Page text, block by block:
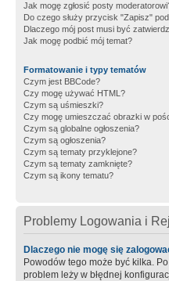
Jak mogę zgłosić posty
Do czego służy przycisk "Zapisz"
Dlaczego mój post musi być
Jak mogę podbić mój temat?
Formatowanie i typy tematów
Czym jest BBCode?
Czy mogę używać HTML?
Czym są uśmieszki?
Czy mogę umieszczać obrazki w
Czym są globalne ogłoszenia?
Czym są ogłoszenia?
Czym są tematy przyklejone?
Czym są tematy zamknięte?
Czym są ikony tematu?
Problemy Logowania i
Dlaczego nie mogę się
Powodów tego może być kilka.
problem leży w błędnej